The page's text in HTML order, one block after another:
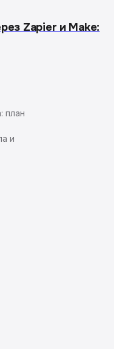
Zapier и Make:
план
и